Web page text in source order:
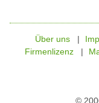
©
Über uns
Firmenlizenz